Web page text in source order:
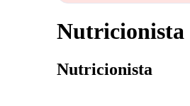
Nutricionista
Nutricionista